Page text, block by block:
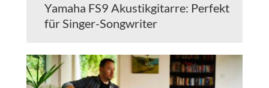
Yamaha FS9 Akustikgitarre: Perfekt
für Singer-Songwriter